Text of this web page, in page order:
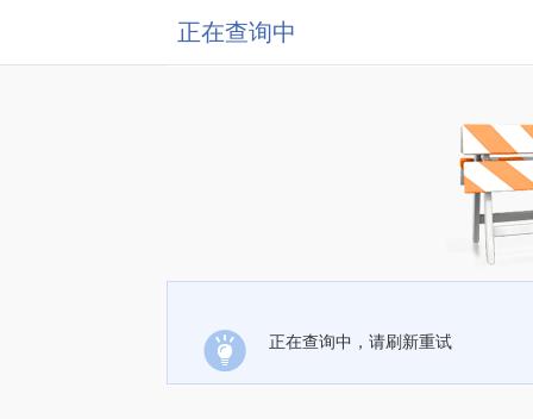
正在查询中
正在查询中，请刷新重试